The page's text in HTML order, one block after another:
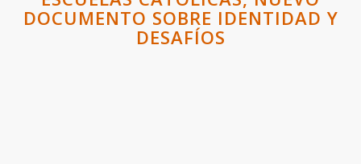
DOCUMENTO SOBRE IDENTIDAD Y
DESAFÍOS